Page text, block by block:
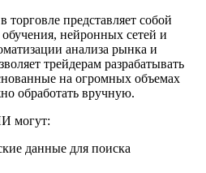
представляет собой
нейронных сетей и
анализа рынка и
трейдерам разрабатывать
на огромных объемах
обработать вручную.
могут:
данные для поиска